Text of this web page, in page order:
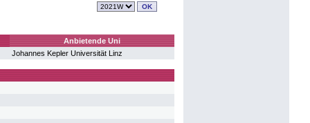
Anbietende Uni
Johannes Kepler Universität Linz